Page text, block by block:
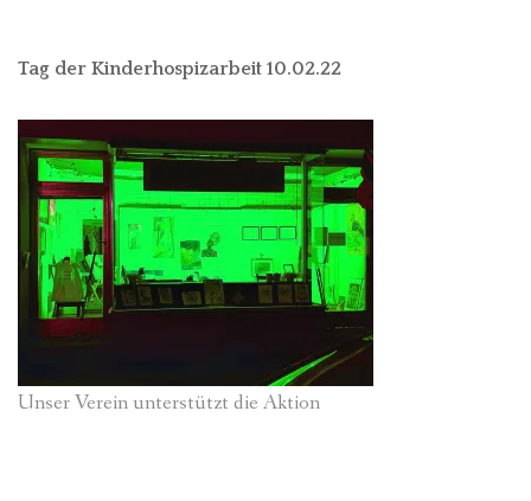
Tag der Kinderhospizarbeit 10.02.22
Unser Verein unterstützt die Aktion